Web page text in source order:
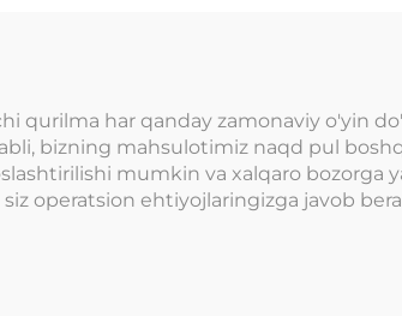
qurilma har qanday zamonaviy o'yin
bizning mahsulotimiz naqd pul
mumkin va xalqaro bozorga
operatsion ehtiyojlaringizga javob